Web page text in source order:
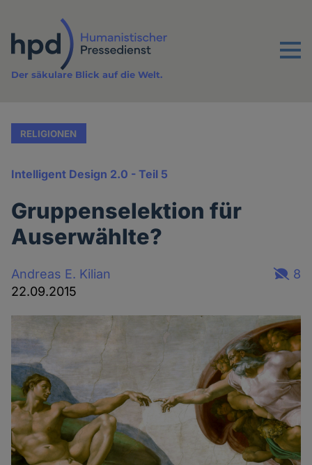
Inhalt
Menu
Der säkulare Blick auf die Welt.
RELIGIONEN
Intelligent Design 2.0 - Teil 5
Gruppenselektion für
Auserwählte?
Andreas E. Kilian
22.09.2015
8